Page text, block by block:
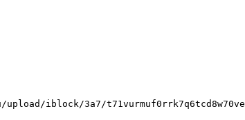
iblock/3a7/